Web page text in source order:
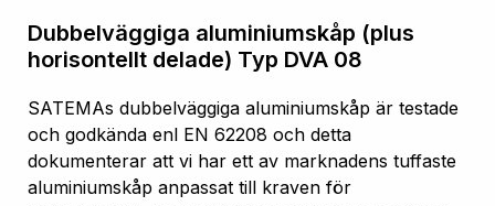
Dubbelväggiga aluminiumskåp (plus
horisontellt delade) Typ DVA 08
SATEMAs dubbelväggiga aluminiumskåp är testade
och godkända enl EN 62208 och detta
dokumenterar att vi har ett av marknadens tuffaste
aluminiumskåp anpassat till kraven för